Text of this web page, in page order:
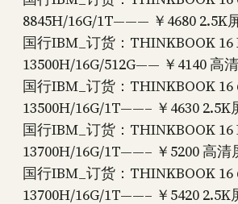
8845H/16G/1T——— ￥4680 2.5K
国行IBM_订货：THINKBOOK 16
13500H/16G/512G—— ￥4140 高
国行IBM_订货：THINKBOOK 16
13500H/16G/1T——– ￥4630 2.5K
国行IBM_订货：THINKBOOK 16
13700H/16G/1T——– ￥5200 高清
国行IBM_订货：THINKBOOK 16
13700H/16G/1T——– ￥5420 2.5K